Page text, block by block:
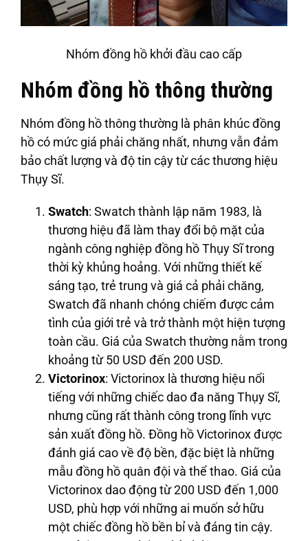
Nhóm đồng hồ khởi đầu cao cấp
Nhóm đồng hồ thông thường
Nhóm đồng hồ thông thường là phân khúc đồng
hồ có mức giá phải chăng nhất, nhưng vẫn đảm
bảo chất lượng và độ tin cậy từ các thương hiệu
Thụy Sĩ.
Swatch: Swatch thành lập năm 1983, là
thương hiệu đã làm thay đổi bộ mặt của
ngành công nghiệp đồng hồ Thụy Sĩ trong
thời kỳ khủng hoảng. Với những thiết kế
sáng tạo, trẻ trung và giá cả phải chăng,
Swatch đã nhanh chóng chiếm được cảm
tình của giới trẻ và trở thành một hiện tượng
toàn cầu. Giá của Swatch thường nằm trong
khoảng từ 50 USD đến 200 USD.
Victorinox: Victorinox là thương hiệu nổi
tiếng với những chiếc dao đa năng Thụy Sĩ,
nhưng cũng rất thành công trong lĩnh vực
sản xuất đồng hồ. Đồng hồ Victorinox được
đánh giá cao về độ bền, đặc biệt là những
mẫu đồng hồ quân đội và thể thao. Giá của
Victorinox dao động từ 200 USD đến 1,000
USD, phù hợp với những ai muốn sở hữu
một chiếc đồng hồ bền bỉ và đáng tin cậy.